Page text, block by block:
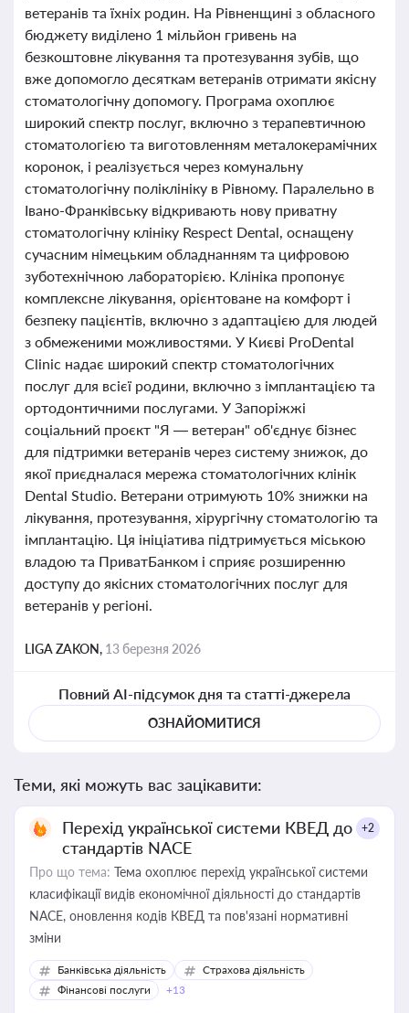
ветеранів та їхніх родин. На Рівненщині з обласного
бюджету виділено 1 мільйон гривень на
безкоштовне лікування та протезування зубів, що
вже допомогло десяткам ветеранів отримати якісну
стоматологічну допомогу. Програма охоплює
широкий спектр послуг, включно з терапевтичною
стоматологією та виготовленням металокерамічних
коронок, і реалізується через комунальну
стоматологічну поліклініку в Рівному. Паралельно в
Івано-Франківську відкривають нову приватну
стоматологічну клініку Respect Dental, оснащену
сучасним німецьким обладнанням та цифровою
зуботехнічною лабораторією. Клініка пропонує
комплексне лікування, орієнтоване на комфорт і
безпеку пацієнтів, включно з адаптацією для людей
з обмеженими можливостями. У Києві ProDental
Clinic надає широкий спектр стоматологічних
послуг для всієї родини, включно з імплантацією та
ортодонтичними послугами. У Запоріжжі
соціальний проєкт "Я — ветеран" об'єднує бізнес
для підтримки ветеранів через систему знижок, до
якої приєдналася мережа стоматологічних клінік
Dental Studio. Ветерани отримують 10% знижки на
лікування, протезування, хірургічну стоматологію та
імплантацію. Ця ініціатива підтримується міською
владою та ПриватБанком і сприяє розширенню
доступу до якісних стоматологічних послуг для
ветеранів у регіоні.
LIGA ZAKON, 13 березня 2026
Повний AI-підсумок дня та статті-джерела
ОЗНАЙОМИТИСЯ
Теми, які можуть вас зацікавити:
Перехід української системи КВЕД до
стандартів NACE
+2
Про що тема: Тема охоплює перехід української системи
класифікації видів економічної діяльності до стандартів
NACE, оновлення кодів КВЕД та пов'язані нормативні
зміни
Банківська діяльність
Страхова діяльність
Фінансові послуги
+13